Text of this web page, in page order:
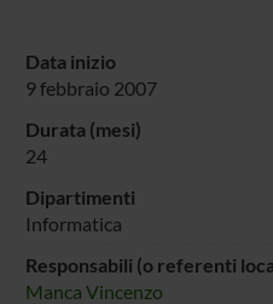
Data inizio
9 febbraio 2007
Durata (mesi)
24
Dipartimenti
Informatica
Responsabili (o referenti
Manca Vincenzo